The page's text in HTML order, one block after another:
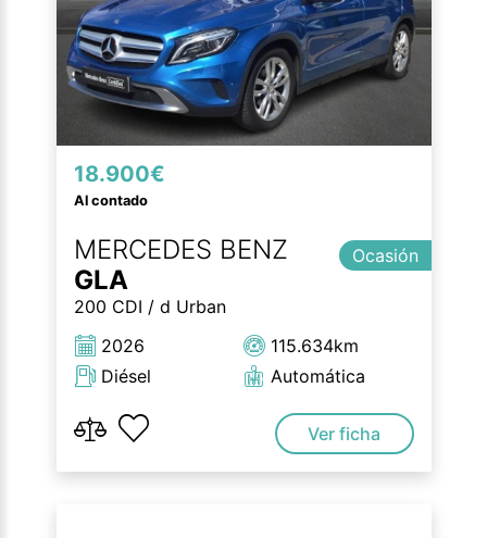
18.900€
Al contado
MERCEDES BENZ
GLA
200 CDI / d Urban
Ocasión
2026
Diésel
115.634km
Automática
Ver ficha